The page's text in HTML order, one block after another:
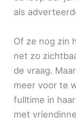
als
Of ze nog zin
net zo
de vraag.
meer voor te
fulltime in
met